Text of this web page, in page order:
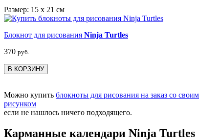
Размер: 15 х 21 см
Блокнот для рисования Ninja Turtles
370 руб.
В КОРЗИНУ
Можно купить блокноты для рисования на заказ со своим
рисунком
если не нашлось ничего подходящего.
Карманные календари Ninja Turtles